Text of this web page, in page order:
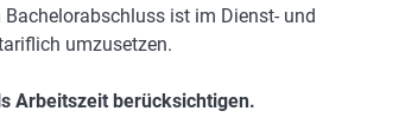
ist im Dienst- und
umzusetzen.
Arbeitszeit berücksichtigen.